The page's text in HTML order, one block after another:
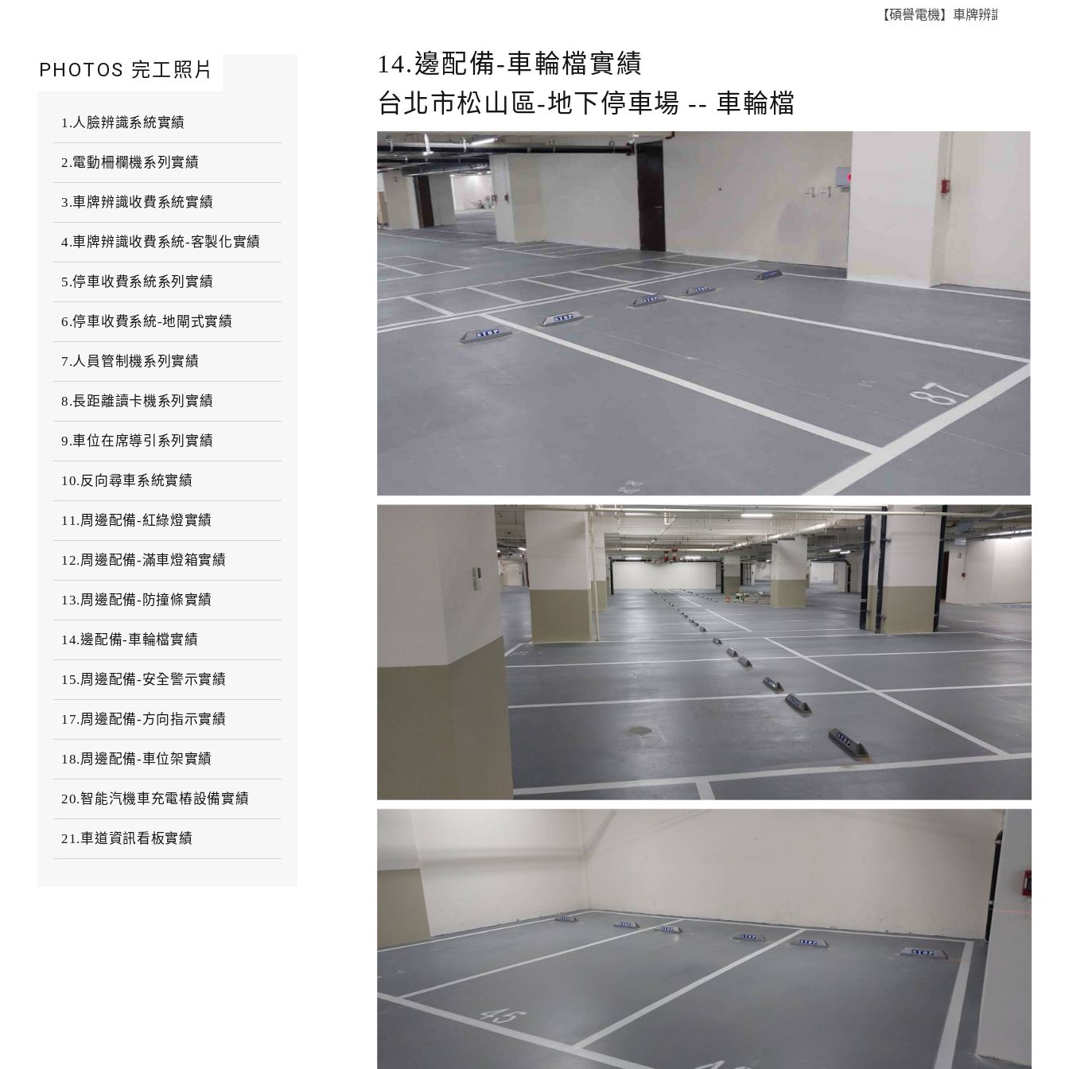
【碩譽電機】車牌辨識 X 智慧通關 X
PHOTOS 完工照片
1.人臉辨識系統實績
2.電動柵欄機系列實績
3.車牌辨識收費系統實績
4.車牌辨識收費系統-客製化實績
5.停車收費系統系列實績
6.停車收費系統-地閘式實績
7.人員管制機系列實績
8.長距離讀卡機系列實績
9.車位在席導引系列實績
10.反向尋車系統實績
11.周邊配備-紅綠燈實績
12.周邊配備-滿車燈箱實績
13.周邊配備-防撞條實績
14.邊配備-車輪檔實績
15.周邊配備-安全警示實績
17.周邊配備-方向指示實績
18.周邊配備-車位架實績
20.智能汽機車充電樁設備實績
21.車道資訊看板實績
14.邊配備-車輪檔實績
台北市松山區-地下停車場 -- 車輪檔